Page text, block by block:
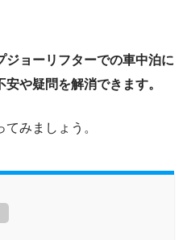
ジョーリフターでの車中泊に
や疑問を解消できます。
みましょう。